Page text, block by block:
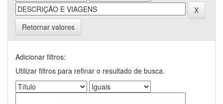
Retornar valores
Adicionar filtros:
Utilizar filtros para refinar o resultado de busca.